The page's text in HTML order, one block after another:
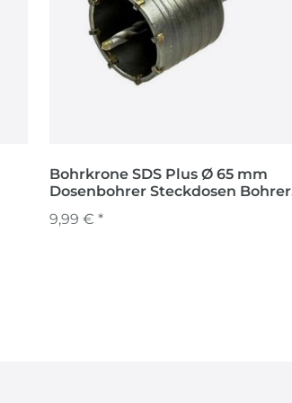
Bohrkrone SDS Plus Ø 65 mm
Dosenbohrer Steckdosen Bohrer
9,99 € *